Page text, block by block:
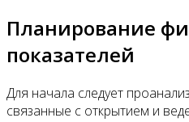
Планирование
показателей
Для начала следует
связанные с открытием и